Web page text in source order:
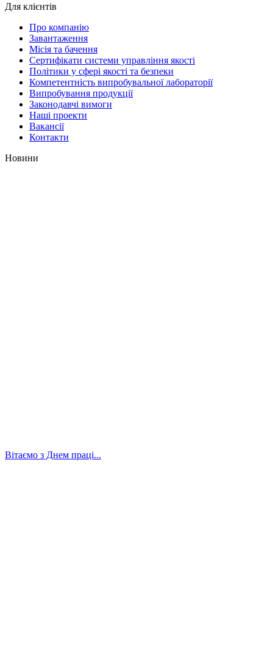
Для клієнтів
Про компанію
Завантаження
Місія та бачення
Сертифікати системи управління якості
Політики у сфері якості та безпеки
Компетентність випробувальної лабораторії
Випробування продукції
Законодавчі вимоги
Наші проекти
Вакансії
Контакти
Новини
Вітаємо з Днем праці...